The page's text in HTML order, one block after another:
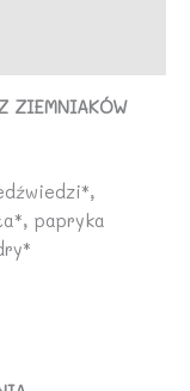
ZIEMNIAKÓW
papryka